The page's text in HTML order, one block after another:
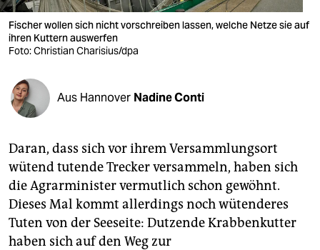
verlag
verlag
shop
fragen & hilfe
unterstützen
abo
genossenschaft
epaper login
Fischer wollen sich nicht vorschreiben lassen, welche Netze sie auf
ihren Kuttern auswerfen
Foto: Christian Charisius/dpa
Aus Hannover Nadine Conti
Daran, dass sich vor ihrem Versammlungsort
wütend tutende Trecker versammeln, haben sich
die Agrarminister vermutlich schon gewöhnt.
Dieses Mal kommt allerdings noch wütenderes
Tuten von der Seeseite: Dutzende Krabbenkutter
haben sich auf den Weg zur